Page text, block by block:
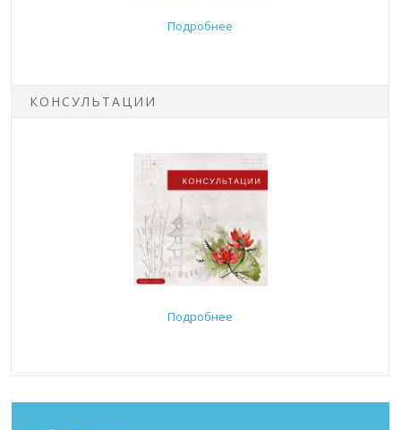
Подробнее
КОНСУЛЬТАЦИИ
Подробнее